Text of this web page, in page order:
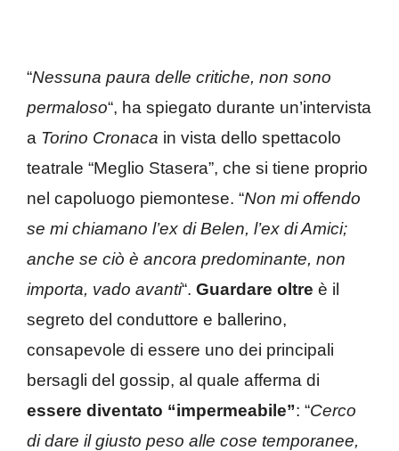
“Nessuna paura delle critiche, non sono
permaloso“, ha spiegato durante un’intervista
a Torino Cronaca in vista dello spettacolo
teatrale “Meglio Stasera”, che si tiene proprio
nel capoluogo piemontese. “Non mi offendo
se mi chiamano l’ex di Belen, l’ex di Amici;
anche se ciò è ancora predominante, non
importa, vado avanti“. Guardare oltre è il
segreto del conduttore e ballerino,
consapevole di essere uno dei principali
bersagli del gossip, al quale afferma di
essere diventato “impermeabile”: “Cerco
di dare il giusto peso alle cose temporanee,